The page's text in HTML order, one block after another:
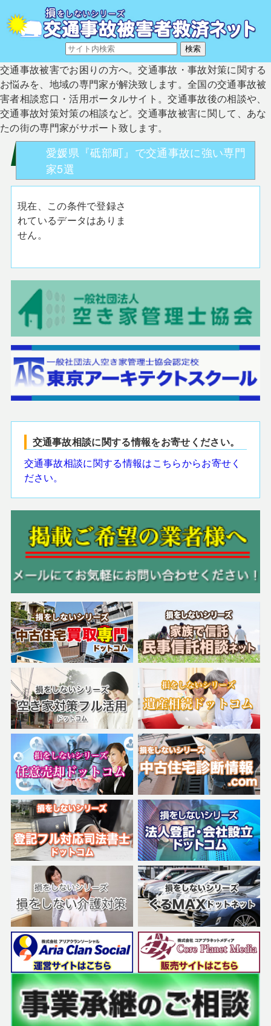
交通事故被害でお困りの方へ。交通事故・事故対策に関する
お悩みを、地域の専門家が解決致します。全国の交通事故被
害者相談窓口・活用ポータルサイト。交通事故後の相談や、
交通事故対策対策の相談など。交通事故被害に関して、あな
たの街の専門家がサポート致します。
愛媛県『砥部町』で交通事故に強い専門
家5選
現在、この条件で登録さ
れているデータはありま
せん。
交通事故相談に関する情報をお寄せください。
交通事故相談に関する情報はこちらからお寄せく
ださい。